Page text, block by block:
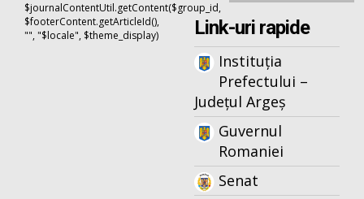
$journalContentUtil.getContent($group_id,
$footerContent.getArticleId(),
"", "$locale", $theme_display)
Link-uri rapide
Instituția
Prefectului –
Județul Argeș
Guvernul
Romaniei
Senat